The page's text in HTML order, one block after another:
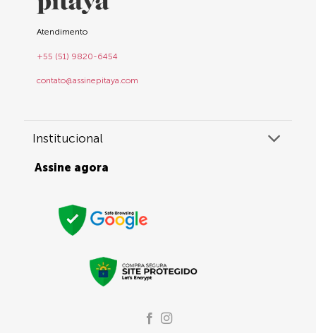
Atendimento
+55 (51) 9820-6454
contato@assinepitaya.com
Institucional
Assine agora